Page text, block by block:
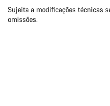
responsabilidade
Sujeita a modificações técnicas
omissões.
Os nossos peritos em
responder às tuas